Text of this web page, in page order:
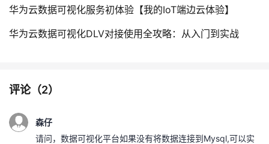
华为云数据可视化服务初体验【我的IoT端边云体验】
华为云数据可视化DLV对接使用全攻略：从入门到实战
评论（2）
森仔
请问，数据可视化平台如果没有将数据连接到Mysql,可以实